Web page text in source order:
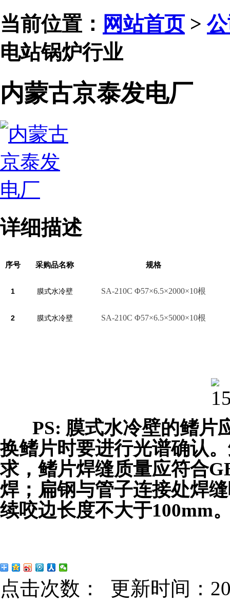
当前位置： 网站首页>
电站锅炉行业
内蒙古京泰发电厂
详细描述
序号 采购品名称 规格
1 膜式水冷壁 SA-210C Φ57×6.5×2000×10根
2 膜式水冷壁 SA-210C Φ57×6.5×5000×10根
PS: 膜式水冷壁的鳍片
换鳍片时要进行光谱确认
求，鳍片焊缝质量应符合
焊；扁钢与管子连接处焊
续咬边长度不大于100mm
点击次数：
更新时间：